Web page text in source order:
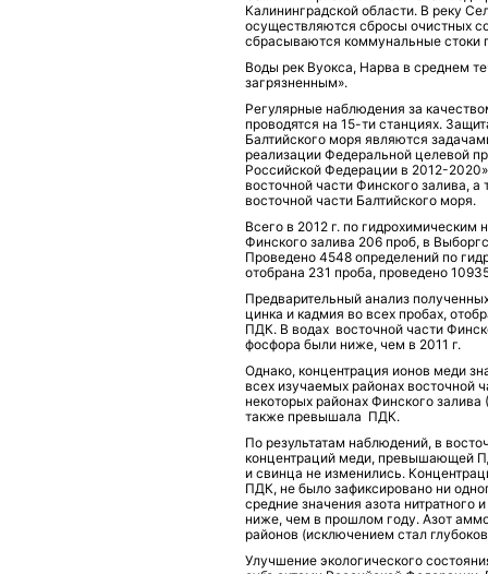
Калининградской области. В реку
осуществляются сбросы очистных
сбрасываются коммунальные стоки
Воды рек Вуокса, Нарва в среднем
загрязненным».
Регулярные наблюдения за
проводятся на 15-ти станциях.
Балтийского моря являются
реализации Федеральной целевой
Российской Федерации в 2012-
восточной части Финского залива,
восточной части Балтийского моря.
Всего в 2012 г. по
Финского залива 206 проб, в
Проведено 4548 определений по
отобрана 231 проба, проведено
Предварительный анализ
цинка и кадмия во всех пробах,
ПДК. В водах восточной части
фосфора были ниже, чем в 2011 г.
Однако, концентрация ионов меди
всех изучаемых районах восточной
некоторых районах Финского
также превышала ПДК.
По результатам наблюдений, в
концентраций меди, превышающей
и свинца не изменились.
ПДК, не было зафиксировано ни
средние значения азота нитратного
ниже, чем в прошлом году. Азот
районов (исключением стал
Улучшение экологического